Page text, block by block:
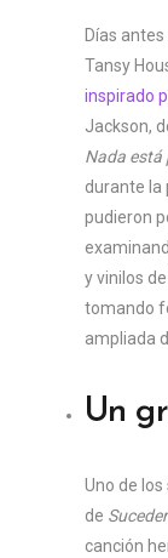
Días
Tansy
inspirado
Jackson,
Nada está
durante la
pudieron
y vinilos
tomando
ampliada
Un
Uno de
de Suceder
canción